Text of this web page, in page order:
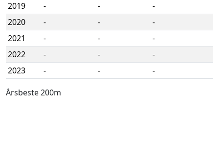
2019
- -
-
2020
- -
-
2021
- -
-
2022
- -
-
2023
- - -
Årsbeste 200m